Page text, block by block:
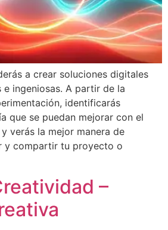
a crear soluciones digitales
ingeniosas. A partir de la
identificarás
que se puedan mejorar con el
verás la mejor manera de
y compartir tu proyecto o
–